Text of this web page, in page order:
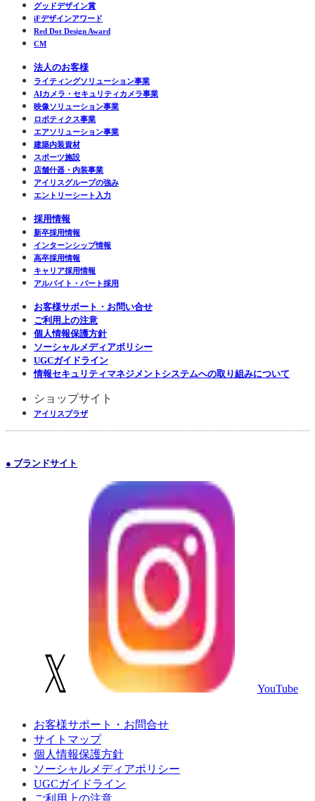
グッドデザイン賞
iFデザインアワード
Red Dot Design Award
CM
法人のお客様
ライティングソリューション事業
AIカメラ・セキュリティカメラ事業
映像ソリューション事業
ロボティクス事業
エアソリューション事業
建築内装資材
スポーツ施設
店舗什器・内装事業
アイリスグループの強み
エントリーシート入力
採用情報
新卒採用情報
インターンシップ情報
高卒採用情報
キャリア採用情報
アルバイト・パート採用
お客様サポート・お問い合せ
ご利用上の注意
個人情報保護方針
ソーシャルメディアポリシー
UGCガイドライン
情報セキュリティマネジメントシステムへの取り組みについて
ショップサイト
アイリスプラザ
● ブランドサイト
YouTube
お客様サポート・お問合せ
サイトマップ
個人情報保護方針
ソーシャルメディアポリシー
UGCガイドライン
ご利用上の注意